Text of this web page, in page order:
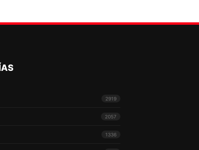
2919
2057
1336